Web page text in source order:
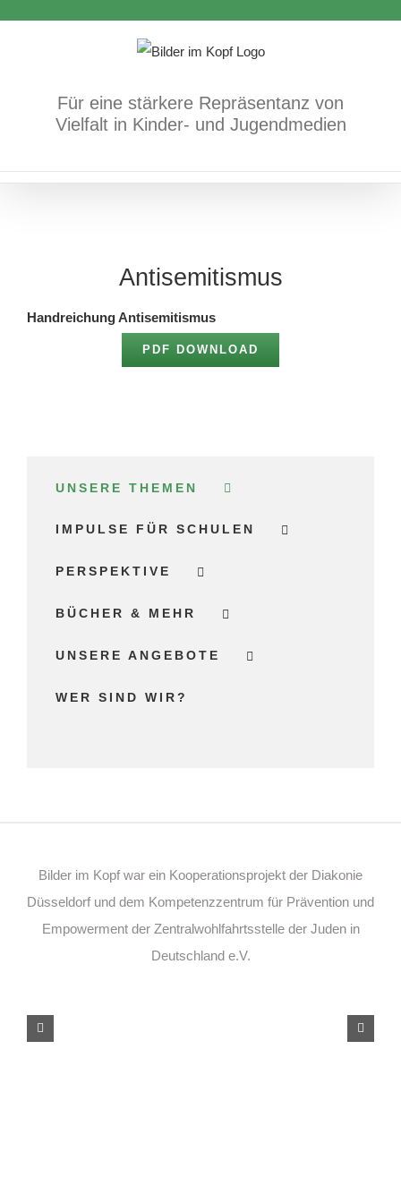
Für eine stärkere Repräsentanz von
Vielfalt in Kinder- und Jugendmedien
Antisemitismus
Handreichung Antisemitismus
PDF DOWNLOAD
UNSERE THEMEN
IMPULSE FÜR SCHULEN
PERSPEKTIVE
BÜCHER & MEHR
UNSERE ANGEBOTE
WER SIND WIR?
Bilder im Kopf war ein Kooperationsprojekt der Diakonie
Düsseldorf und dem Kompetenzzentrum für Prävention und
Empowerment der Zentralwohlfahrtsstelle der Juden in
Deutschland e.V.